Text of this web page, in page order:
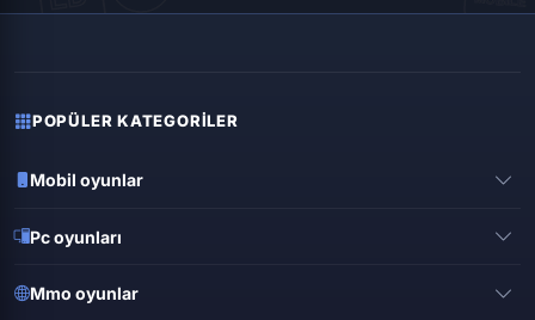
POPÜLER KATEGORILER
Mobil oyunlar
Mobile legends
Pc oyunları
Mmo oyunlar